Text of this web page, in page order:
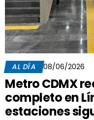
AL DÍA 08/06/2026
Metro CDMX
completo en
estaciones